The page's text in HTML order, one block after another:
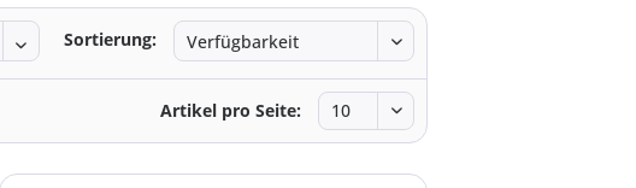
Sortierung:
Artikel pro Seite: